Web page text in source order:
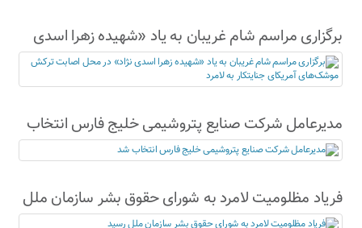
برگزاری مراسم شام غریبان به یاد «شهیده زهرا اسدی
نژاد» در محل اصابت ترکش موشک‌های آمریکای
جنایتکار به لامرد
مدیرعامل شرکت صنایع پتروشیمی خلیج فارس انتخاب
شد
فریاد مظلومیت لامرد به شورای حقوق بشر سازمان ملل
رسید